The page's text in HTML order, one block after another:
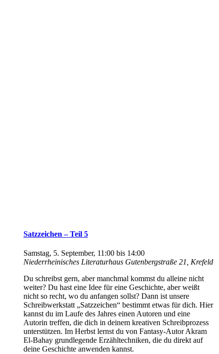
Satzzeichen – Teil 5
Samstag, 5. September, 11:00 bis 14:00
Niederrheinisches Literaturhaus Gutenbergstraße 21, Krefeld
Du schreibst gern, aber manchmal kommst du alleine nicht
weiter? Du hast eine Idee für eine Geschichte, aber weißt
nicht so recht, wo du anfangen sollst? Dann ist unsere
Schreibwerkstatt „Satzzeichen“ bestimmt etwas für dich. Hier
kannst du im Laufe des Jahres einen Autoren und eine
Autorin treffen, die dich in deinem kreativen Schreibprozess
unterstützen. Im Herbst lernst du von Fantasy-Autor Akram
El-Bahay grundlegende Erzähltechniken, die du direkt auf
deine Geschichte anwenden kannst.